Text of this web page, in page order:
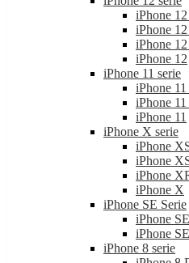
iPhone 12
iPhone 11 serie
iPhone 11
iPhone
iPhone 11
iPhone X serie
iPhone
iPhone
iPhone XR
iPhone X
iPhone SE Serie
iPhone SE
iPhone SE
iPhone 8 serie
iPhone 8
iPhone 8
iPhone 7 serie
iPhone 7